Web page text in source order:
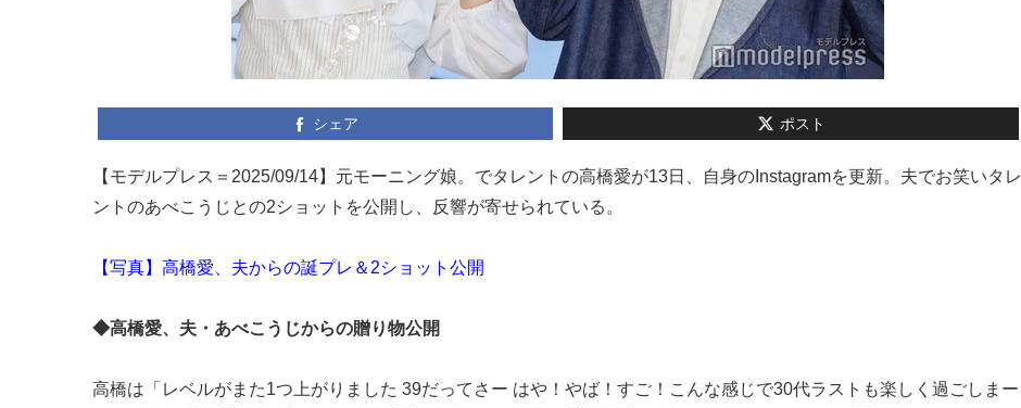
シェア ポスト
【モデルプレス＝2025/09/14】元モーニング娘。でタレントの高橋愛が13日、自身のInstagramを更新。夫でお笑いタレ
ントのあべこうじとの2ショットを公開し、反響が寄せられている。
【写真】高橋愛、夫からの誕プレ＆2ショット公開
◆高橋愛、夫・あべこうじからの贈り物公開
高橋は「レベルがまた1つ上がりました 39だってさー はや！やば！すご！こんな感じで30代ラストも楽しく過ごしまー